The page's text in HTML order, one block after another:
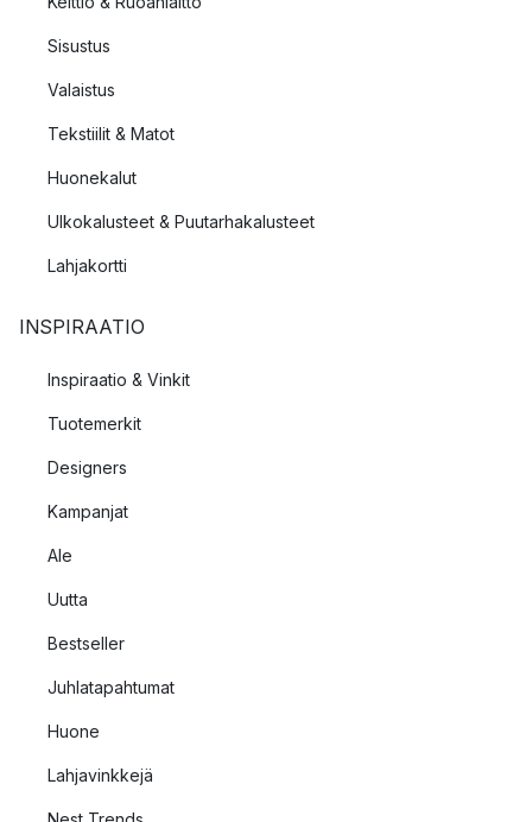
Sisustus
Valaistus
Tekstiilit & Matot
Huonekalut
Ulkokalusteet & Puutarhakalusteet
Lahjakortti
INSPIRAATIO
Inspiraatio & Vinkit
Tuotemerkit
Designers
Kampanjat
Ale
Uutta
Bestseller
Juhlatapahtumat
Huone
Lahjavinkkejä